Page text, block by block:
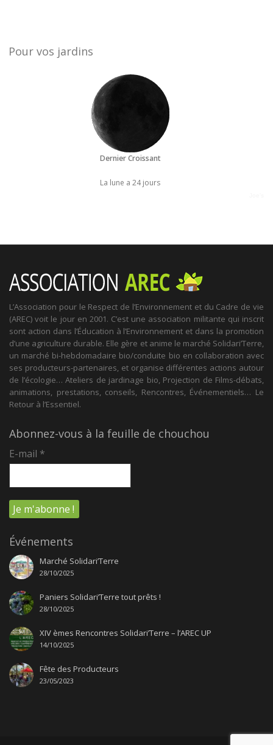
Pour vos jardins
Dernier Croissant
La lune a 24 jours
L’Association pour le Respect de l’Environnement et du Cadre de vie
(AREC) voit le jour en 2001. C’est une association militante qui inscrit
sont action dans l’Éducation à l’Environnement et dans la promotion
d’une agriculture durable. Elle gère et anime le marché Solidari’Terre,
un marché bi-hebdomadaire bio/conduite bio en collaboration avec
ses producteurs-partenaires, et organise différentes actions autour
de l’écologie… Ateliers de jardinage bio, Projection de Films-débats,
animations, prestations, conseils, Rencontres, Événementiels… Le
Retour à l’Essentiel.
Abonnez-vous à la feuille de chouchou
E-mail *
Événements
Marché Solidari’Terre
28/10/2025
Paniers Solidari’Terre tout prêts !
28/10/2025
XIV èmes Rencontres Solidari’Terre – l’AREC UP
14/10/2025
Fête des Producteurs
23/05/2023